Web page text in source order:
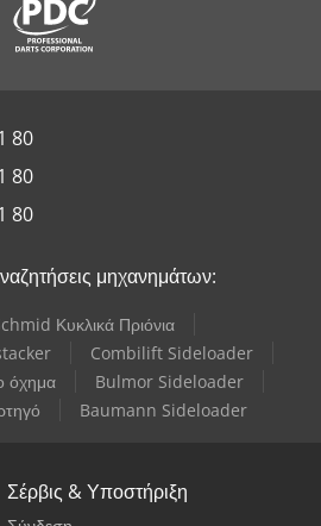
80
80
80
μηχανημάτων:
Κυκλικά Πριόνια
Combilift Sideloader
όχημα
Bulmor Sideloader
Baumann Sideloader
Σέρβις & Υποστήριξη